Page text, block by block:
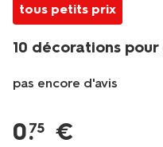
tous petits prix
10 décorations
pas encore d'avis
fr/fete-
idees-
0.
75 €